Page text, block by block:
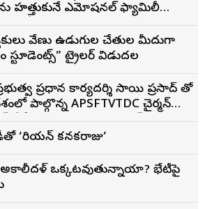
హత్తుకునే ఎమోషనల్ ఫ్యామిలీ
వేణు ఉడుగుల చేతుల మీదుగా
స్టూడెంట్స్” ట్రైలర్ విడుదల
ప్రభుత్వ ప్రధాన కార్యదర్శి సాయి ప్రసాద్ తో
పాల్గొన్న APSFTVTDC చైర్మన్
‘కొరియన్ కనకరాజు’
అకాలీదళ్ ఒక్కటవుతున్నాయా? భేటీపై